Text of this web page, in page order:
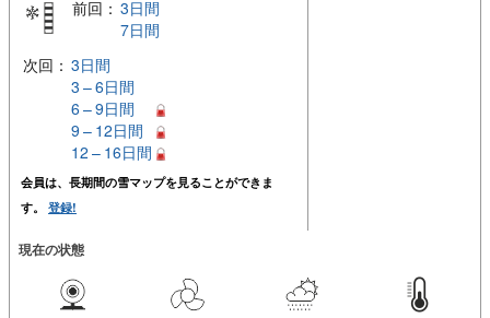
前回： 3日間
7日間
次回： 3日間
3 – 6日間
6 – 9日間
9 – 12日間
12 – 16日間
会員は、長期間の雪マップを見ることができま
す。 登録!
現在の状態